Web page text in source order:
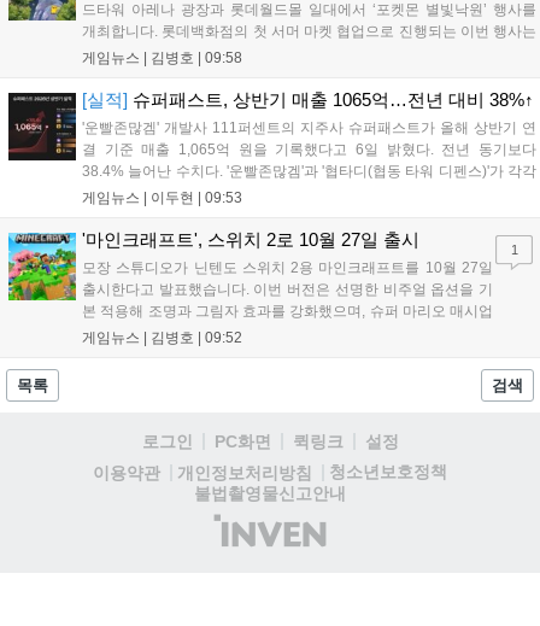
드타워 아레나 광장과 롯데월드몰 일대에서 ‘포켓몬 별빛낙원’ 행사를
개최합니다. 롯데백화점의 첫 서머 마켓 협업으로 진행되는 이번 행사는
초대형 잉어킹 수로와 LED 폭포 등 신비로운 테마 공간과 팝업스토어,
화점몰에서 진행되며, 방문객에게는 프로모 카드 등 다양한 혜택이 제공
됩니다. 포켓몬과 함께하는 이번 여름 축제는 포켓몬 공식 홈페이지를
통해 상세 내용을 확인할 수 있습니다....
게임뉴스 | 김병호 09:58
[실적] 슈퍼패스트, 상반기 매출 1065억…전년 대비 38%↑
'운빨존많겜' 개발사 111퍼센트의 지주사 슈퍼패스트가 올해 상반기 연
결 기준 매출 1,065억 원을 기록했다고 6일 밝혔다. 전년 동기보다
38.4% 늘어난 수치다. '운빨존많겜'과 '협타디(협동 타워 디펜스)'가 각각
629억 원과 329억 원을 올려 전체 매출의 90%를 채웠다. 특히 2024년
게임뉴스 | 이두현 09:53
'마인크래프트', 스위치 2로 10월 27일 출시
모장 스튜디오가 닌텐도 스위치 2용 마인크래프트를 10월 27일
출시한다고 발표했습니다. 이번 버전은 선명한 비주얼 옵션을 기
본 적용해 조명과 그림자 효과를 강화했으며, 슈퍼 마리오 매시업
팩도 업데이트됩니다. 기존 월드 이관이 가능하며 디지털 업그레
됩니다. 일부 환경에서는 해당 그래픽 옵션이 제한될 수 있습니
게임뉴스 | 김병호 09:52
1
목록 검색
로그인 PC화면 퀵링크
설정
이용약관
개인정보처리방침
청소년보호정책
불법촬영물신고안내
(주)
인